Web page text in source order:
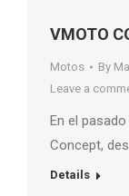
VMOTO
Motos By
Leave a
En el
Concept,
Details